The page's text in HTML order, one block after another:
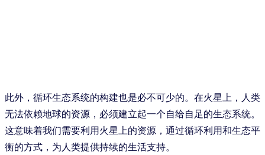
此外，循环生态系统的构建也是必不可少的。在火星上，人类
无法依赖地球的资源，必须建立起一个自给自足的生态系统。
这意味着我们需要利用火星上的资源，通过循环利用和生态平
衡的方式，为人类提供持续的生活支持。